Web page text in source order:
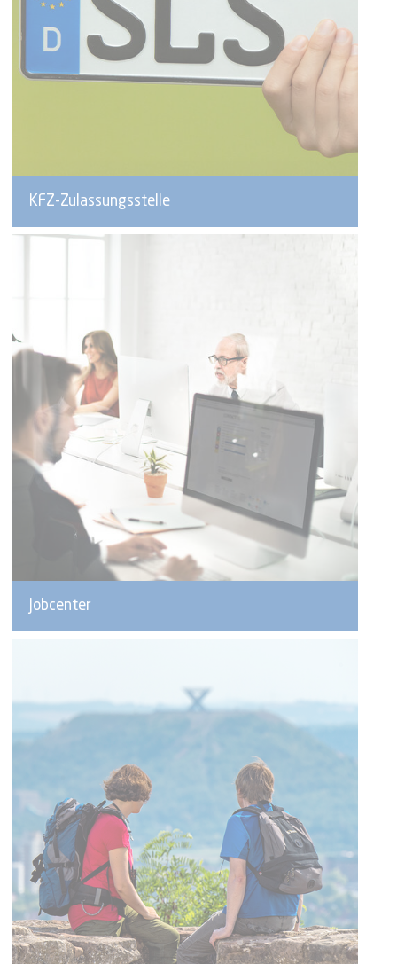
KFZ-Zulassungsstelle
Jobcenter